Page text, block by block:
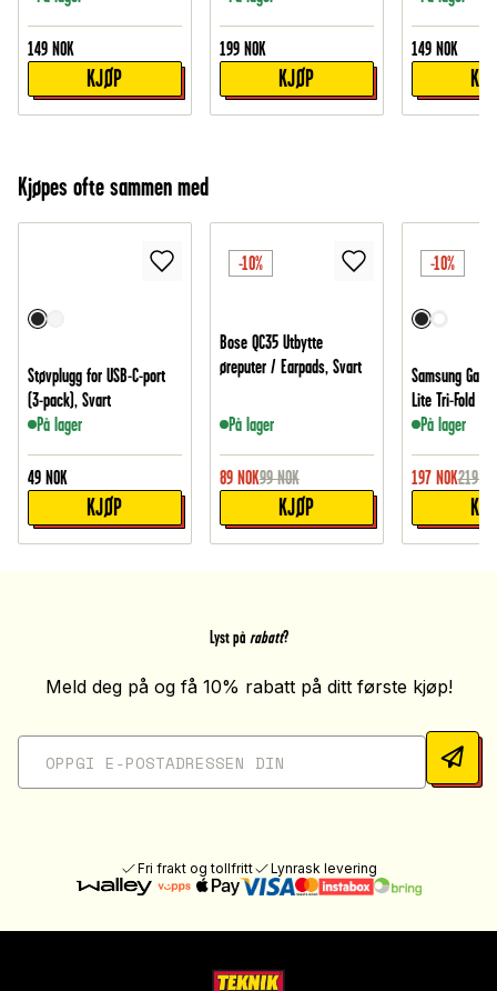
149 NOK
KJØP
199 NOK
KJØP
149 NOK
Kjøpes ofte sammen med
Støvplugg for USB-C-port
(3-pack), Svart
På lager
49 NOK
KJØP
-10%
Bose QC35 Utbytte
øreputer / Earpads, Svart
På lager
89 NOK99 NOK
KJØP
-10%
Samsung
Lite Tri-Fold
På lager
197 NOK219
Lyst på rabatt?
Meld deg på og få 10% rabatt på ditt første kjøp!
Fri frakt og tollfritt Lynrask levering